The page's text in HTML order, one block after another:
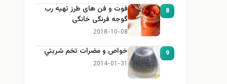
8
فوت و فن های طرز تهیه رب
گوجه فرنگی خانگی
2018-10-08
9 خواص و مضرات تخم شربتي
2014-01-31